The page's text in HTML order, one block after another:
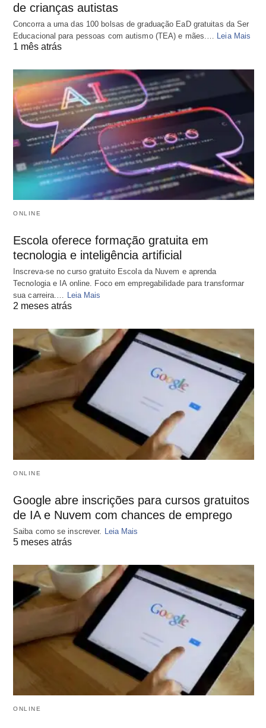
de crianças autistas
Concorra a uma das 100 bolsas de graduação EaD gratuitas da Ser
Educacional para pessoas com autismo (TEA) e mães.… Leia Mais
1 mês atrás
ONLINE
Escola oferece formação gratuita em
tecnologia e inteligência artificial
Inscreva-se no curso gratuito Escola da Nuvem e aprenda
Tecnologia e IA online. Foco em empregabilidade para transformar
sua carreira.… Leia Mais
2 meses atrás
ONLINE
Google abre inscrições para cursos gratuitos
de IA e Nuvem com chances de emprego
Saiba como se inscrever. Leia Mais
5 meses atrás
ONLINE